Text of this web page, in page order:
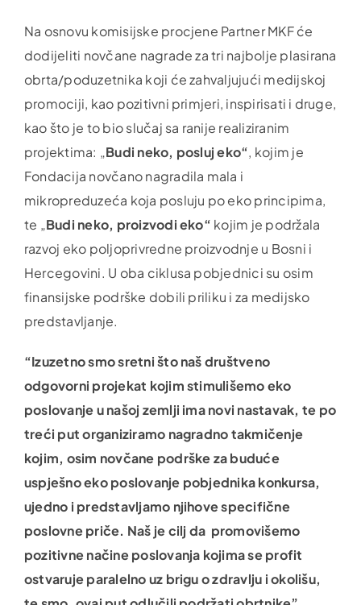
Na osnovu komisijske procjene Partner MKF će
dodijeliti novčane nagrade za tri najbolje plasirana
obrta/poduzetnika koji će zahvaljujući medijskoj
promociji, kao pozitivni primjeri, inspirisati i druge,
kao što je to bio slučaj sa ranije realiziranim
projektima: „Budi neko, posluj eko“, kojim je
Fondacija novčano nagradila mala i
mikropreduzeća koja posluju po eko principima,
te „Budi neko, proizvodi eko“ kojim je podržala
razvoj eko poljoprivredne proizvodnje u Bosni i
Hercegovini. U oba ciklusa pobjednici su osim
finansijske podrške dobili priliku i za medijsko
predstavljanje.
“Izuzetno smo sretni što naš društveno
odgovorni projekat kojim stimulišemo eko
poslovanje u našoj zemlji ima novi nastavak, te po
treći put organiziramo nagradno takmičenje
kojim, osim novčane podrške za buduće
uspješno eko poslovanje pobjednika konkursa,
ujedno i predstavljamo njihove specifične
poslovne priče. Naš je cilj da promovišemo
pozitivne načine poslovanja kojima se profit
ostvaruje paralelno uz brigu o zdravlju i okolišu,